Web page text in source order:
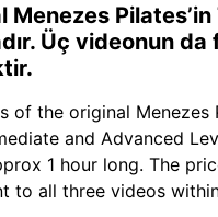
Menezes
Üç videonun
of the original Menezes
and Advanced
1 hour long. The
to all three videos